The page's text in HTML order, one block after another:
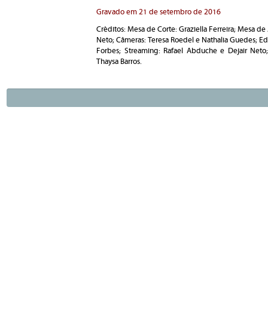
Gravado em 21 de setembro de 2016
Créditos: Mesa de Corte: Graziella Ferreira; Mesa
Neto; Câmeras: Teresa Roedel e Nathalia Guedes;
Forbes; Streaming: Rafael Abduche e Dejair
Thaysa Barros.